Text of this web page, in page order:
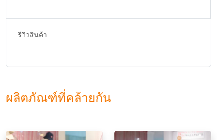
รีวิวสินค้า
ผลิตภัณฑ์ที่คล้ายกัน